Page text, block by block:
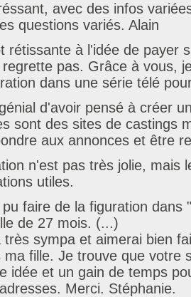
avec des infos
questions variés. Alain
rétissante à l'idée de payer
pas. Grâce à vous,
dans une série télé
d'avoir pensé à créer
sont des sites de castings
aux annonces et être
n'est pas très jolie, mais
utiles.
faire de la figuration dans
de 27 mois. (...)
très sympa et aimerai bien
ma fille. Je trouve que votre
idée et un gain de temps
Merci. Stéphanie.